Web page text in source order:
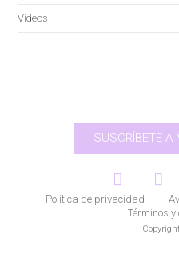
Vídeos
SUSCRÍBETE A
Política de privacidad
Términos y